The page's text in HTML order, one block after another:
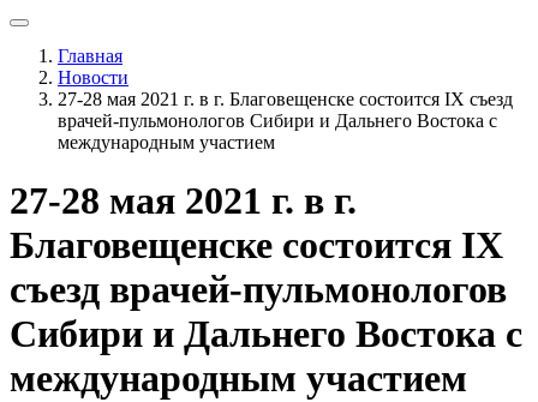
Главная
Новости
27-28 мая 2021 г. в г. Благовещенске состоится IX съезд
врачей-пульмонологов Сибири и Дальнего Востока с
международным участием
27-28 мая 2021 г. в г.
Благовещенске состоится IX
съезд врачей-пульмонологов
Сибири и Дальнего Востока с
международным участием